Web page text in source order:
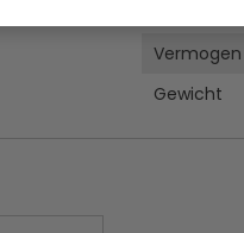
Vermogen
Gewicht